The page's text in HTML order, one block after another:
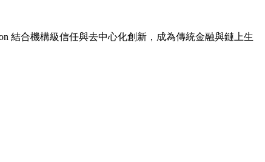
結合機構級信任與去中心化創新，成為傳統金融與鏈上生